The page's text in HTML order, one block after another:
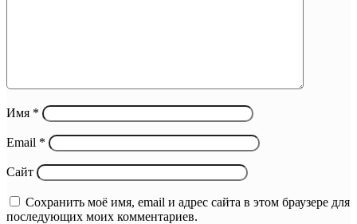
Имя *
Email *
Сайт
Сохранить моё имя, email и адрес сайта в этом браузере для
последующих моих комментариев.